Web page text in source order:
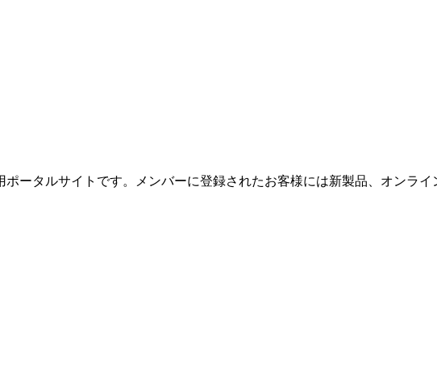
ポータルサイトです。メンバーに登録されたお客様には新製品、オンラ